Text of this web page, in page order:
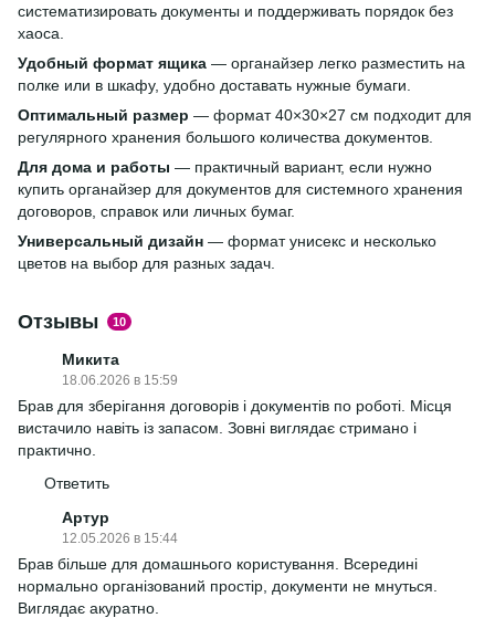
систематизировать документы и поддерживать порядок без
хаоса.
Удобный формат ящика — органайзер легко разместить на
полке или в шкафу, удобно доставать нужные бумаги.
Оптимальный размер — формат 40×30×27 см подходит для
регулярного хранения большого количества документов.
Для дома и работы — практичный вариант, если нужно
купить органайзер для документов для системного хранения
договоров, справок или личных бумаг.
Универсальный дизайн — формат унисекс и несколько
цветов на выбор для разных задач.
Отзывы 10
Микита
18.06.2026 в 15:59
Брав для зберігання договорів і документів по роботі. Місця
вистачило навіть із запасом. Зовні виглядає стримано і
практично.
Ответить
Артур
12.05.2026 в 15:44
Брав більше для домашнього користування. Всередині
нормально організований простір, документи не мнуться.
Виглядає акуратно.